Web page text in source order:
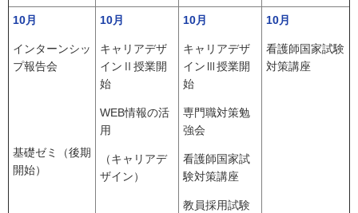
10月
インターンシッ
プ報告会
基礎ゼミ（後期
開始）
10月
キャリアデザ
インⅡ授業開
始
WEB情報の活
用
（キャリアデ
ザイン）
10月
キャリアデザ
インⅢ授業開
始
専門職対策勉
強会
看護師国家試
験対策講座
教員採用試験
10月
看護師国家試験
対策講座